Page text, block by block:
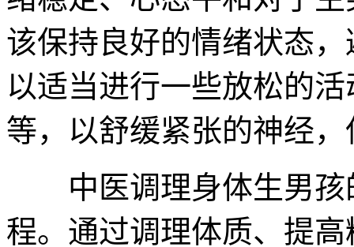
该保持良好的情绪状态
以适当进行一些放松的
等，以舒缓紧张的神经
中医调理身体生男孩
程。通过调理体质、提